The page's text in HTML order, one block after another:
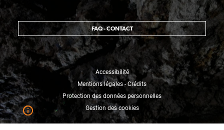
FAQ - CONTACT
Accessibilité
Mentions légales - Crédits
Protection des données personnelles
Gestion des cookies